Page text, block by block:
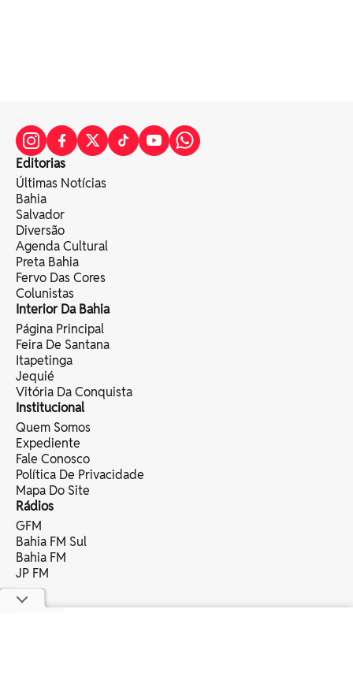
Editorias
Últimas Notícias
Bahia
Salvador
Diversão
Agenda Cultural
Preta Bahia
Fervo Das Cores
Colunistas
Interior Da Bahia
Página Principal
Feira De Santana
Itapetinga
Jequié
Vitória Da Conquista
Institucional
Quem Somos
Expediente
Fale Conosco
Política De Privacidade
Mapa Do Site
Rádios
GFM
Bahia FM Sul
Bahia FM
JP FM